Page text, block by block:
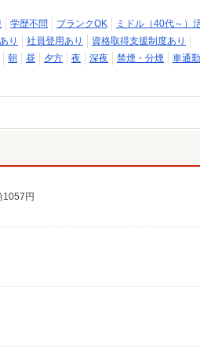
学歴不問 ブランクOK
ミドル（40代～）
り 社員登用あり
資格取得支援制度あり
朝 昼 夕方 夜 深夜 禁煙・分煙
車通
1057円